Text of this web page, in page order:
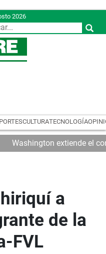
2026
CULTURATECNOLOGÍA
Washington extiende el
a
de la
FVL